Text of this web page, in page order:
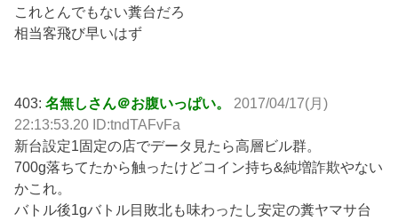
これとんでもない糞台だろ
相当客飛び早いはず
403:名無しさん＠お腹いっぱい。
2017/04/17(月)
22:13:53.20 ID:tndTAFvFa
新台設定1固定の店でデータ見たら高層ビル群。
700g落ちてたから触ったけどコイン持ち&純増詐欺やない
かこれ。
バトル後1gバトル目敗北も味わったし安定の糞ヤマサ台